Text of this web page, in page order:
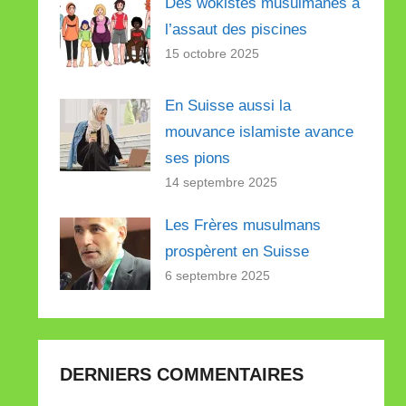
Des wokistes musulmanes à
l’assaut des piscines
15 octobre 2025
En Suisse aussi la
mouvance islamiste avance
ses pions
14 septembre 2025
Les Frères musulmans
prospèrent en Suisse
6 septembre 2025
DERNIERS COMMENTAIRES